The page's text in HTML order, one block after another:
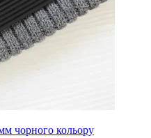
чорного кольору